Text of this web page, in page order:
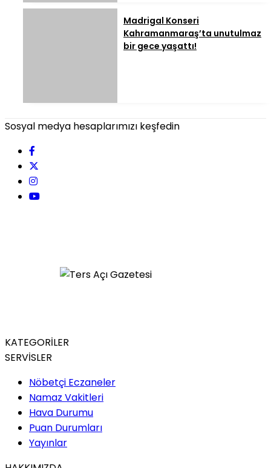
Madrigal Konseri
Kahramanmaraş’ta unutulmaz
bir gece yaşattı!
Sosyal medya hesaplarımızı keşfedin
KATEGORİLER
SERVİSLER
Nöbetçi Eczaneler
Namaz Vakitleri
Hava Durumu
Puan Durumları
Yayınlar